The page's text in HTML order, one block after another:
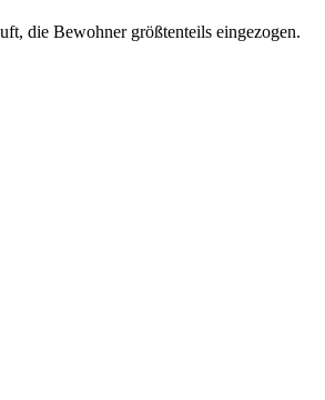
die Bewohner größtenteils eingezogen.